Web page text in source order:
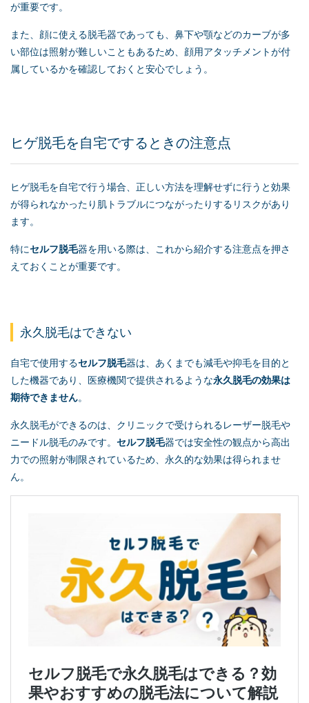
が重要です。
また、顔に使える脱毛器であっても、鼻下や顎などのカーブが多
い部位は照射が難しいこともあるため、顔用アタッチメントが付
属しているかを確認しておくと安心でしょう。
ヒゲ脱毛を自宅でするときの注意点
ヒゲ脱毛を自宅で行う場合、正しい方法を理解せずに行うと効果
が得られなかったり肌トラブルにつながったりするリスクがあり
ます。
特にセルフ脱毛器を用いる際は、これから紹介する注意点を押さ
えておくことが重要です。
永久脱毛はできない
自宅で使用するセルフ脱毛器は、あくまでも減毛や抑毛を目的と
した機器であり、医療機関で提供されるような永久脱毛の効果は
期待できません。
永久脱毛ができるのは、クリニックで受けられるレーザー脱毛や
ニードル脱毛のみです。 セルフ脱毛器では安全性の観点から高出
力での照射が制限されているため、永久的な効果は得られませ
ん。